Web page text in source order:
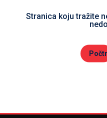
Stranica koju tražite